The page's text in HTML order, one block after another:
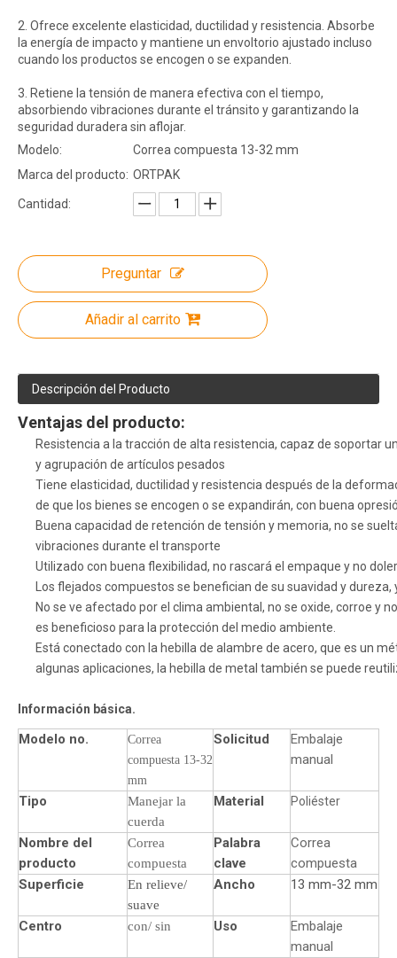
2. Ofrece excelente elasticidad, ductilidad y resistencia. Absorbe
la energía de impacto y mantiene un envoltorio ajustado incluso
cuando los productos se encogen o se expanden.
3. Retiene la tensión de manera efectiva con el tiempo,
absorbiendo vibraciones durante el tránsito y garantizando la
seguridad duradera sin aflojar.
Modelo:
Correa compuesta 13-32 mm
Marca del producto: ORTPAK
Cantidad:
Preguntar
Añadir al carrito
Descripción del Producto
Ventajas del producto:
Resistencia a la tracción de alta resistencia, capaz de soportar
y agrupación de artículos pesados
Tiene elasticidad, ductilidad y resistencia después de la
de que los bienes se encogen o se expandirán, con buena
Buena capacidad de retención de tensión y memoria, no se
vibraciones durante el transporte
Utilizado con buena flexibilidad, no rascará el empaque y no
Los flejados compuestos se benefician de su suavidad y
No se ve afectado por el clima ambiental, no se oxide, corroe y
es beneficioso para la protección del medio ambiente.
Está conectado con la hebilla de alambre de acero, que es un
algunas aplicaciones, la hebilla de metal también se puede
Información básica.
Modelo no.
Correa
compuesta 13-32
mm
Solicitud
Embalaje
manual
Tipo
Manejar la
cuerda
Material Poliéster
Nombre del
producto
Correa
compuesta
Palabra
clave
Correa
compuesta
Superficie
En relieve/
suave
Ancho 13 mm-32 mm
Centro con/ sin Uso
Embalaje
manual